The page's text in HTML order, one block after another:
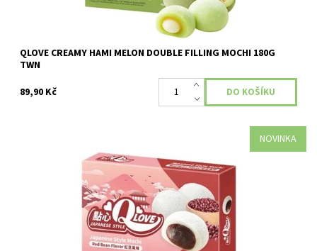
QLOVE CREAMY HAMI MELON DOUBLE FILLING MOCHI 180G
TWN
89,90 Kč
NOVINKA
Skladem